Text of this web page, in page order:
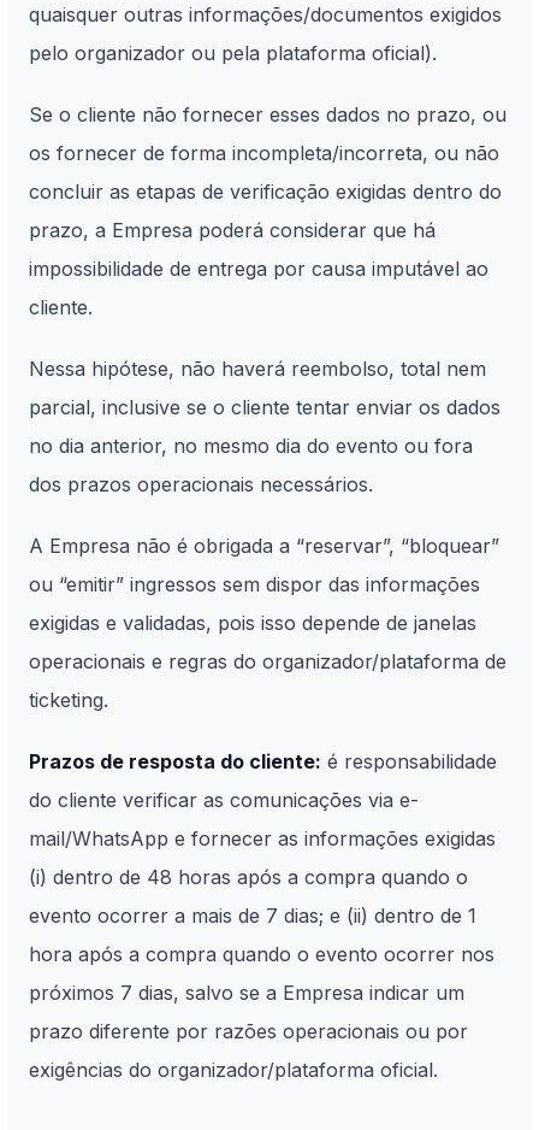
quaisquer outras informações/documentos exigidos
pelo organizador ou pela plataforma oficial).
Se o cliente não fornecer esses dados no prazo, ou
os fornecer de forma incompleta/incorreta, ou não
concluir as etapas de verificação exigidas dentro do
prazo, a Empresa poderá considerar que há
impossibilidade de entrega por causa imputável ao
cliente.
Nessa hipótese, não haverá reembolso, total nem
parcial, inclusive se o cliente tentar enviar os dados
no dia anterior, no mesmo dia do evento ou fora
dos prazos operacionais necessários.
A Empresa não é obrigada a “reservar”, “bloquear”
ou “emitir” ingressos sem dispor das informações
exigidas e validadas, pois isso depende de janelas
operacionais e regras do organizador/plataforma de
ticketing.
Prazos de resposta do cliente: é responsabilidade
do cliente verificar as comunicações via e-
mail/WhatsApp e fornecer as informações exigidas
(i) dentro de 48 horas após a compra quando o
evento ocorrer a mais de 7 dias; e (ii) dentro de 1
hora após a compra quando o evento ocorrer nos
próximos 7 dias, salvo se a Empresa indicar um
prazo diferente por razões operacionais ou por
exigências do organizador/plataforma oficial.